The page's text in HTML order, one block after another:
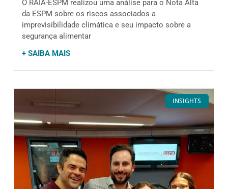
O RAIA-ESPM realizou uma análise para o Nota Alta
da ESPM sobre os riscos associados a
imprevisibilidade climática e seu impacto sobre a
segurança alimentar
+ SAIBA MAIS
INSIGHTS